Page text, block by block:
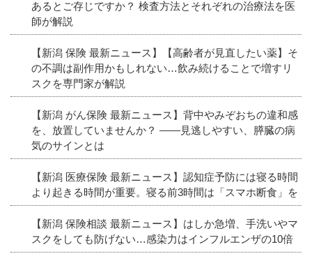
あるとご存じですか？ 検査方法とそれぞれの治療法を医
師が解説
【新潟 保険 最新ニュース】【高齢者が見直したい薬】そ
の不調は副作用かもしれない…飲み続けることで増すリ
スクを専門家が解説
【新潟 がん保険 最新ニュース】背中やみぞおちの違和感
を、放置していませんか？ ――見逃しやすい、膵臓の病
気のサインとは
【新潟 医療保険 最新ニュース】認知症予防には寝る時間
より起きる時間が重要。寝る前3時間は「スマホ断食」を
【新潟 保険相談 最新ニュース】はしか急増、手洗いやマ
スクをしても防げない…感染力はインフルエンザの10倍